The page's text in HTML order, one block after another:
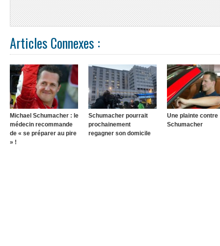
Articles Connexes :
Michael Schumacher : le
médecin recommande
de « se préparer au pire
» !
Schumacher pourrait
prochainement
regagner son domicile
Une plainte contre
Schumacher